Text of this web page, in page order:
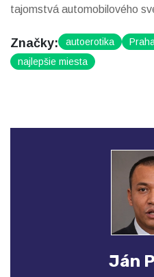
tajomstvá automobilového
Značky: autoerotika
najlepšie miesta
Ján